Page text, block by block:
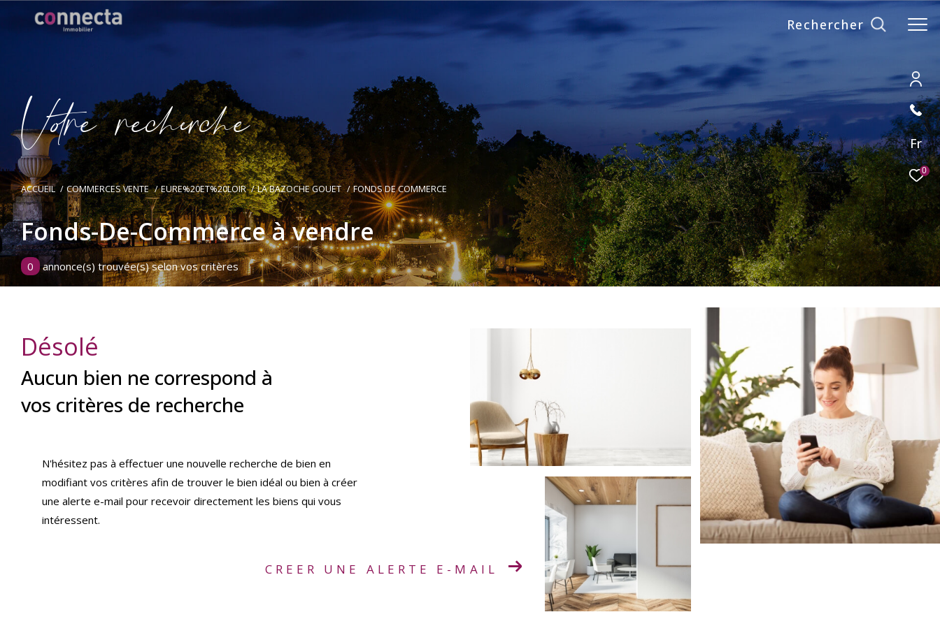
Fr
0
Rechercher
Vore recece
ACCUEIL COMMERCES VENTE EURE%20ET%20LOIR LA BAZOCHE GOUET FONDS DE COMMERCE
Fonds-De-Commerce à vendre
0 annonce(s) trouvée(s) selon vos critères
Désolé
Aucun bien ne correspond à
vos critères de recherche
N'hésitez pas à effectuer une nouvelle recherche de bien en
modifiant vos critères afin de trouver le bien idéal ou bien à créer
une alerte e-mail pour recevoir directement les biens qui vous
intéressent.
CREER UNE ALERTE E-MAIL